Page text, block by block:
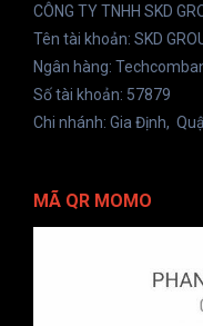
CÔNG TY TNHH SKD
Tên tài khoản: SKD
Ngân hàng:
Số tài
Chi nhánh: Gia Định,
MÃ QR MOMO